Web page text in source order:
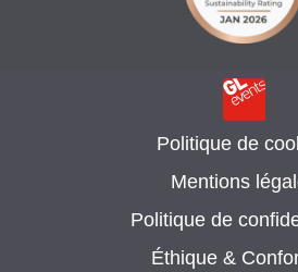
Politique de
Mentions
Politique de
Éthique &